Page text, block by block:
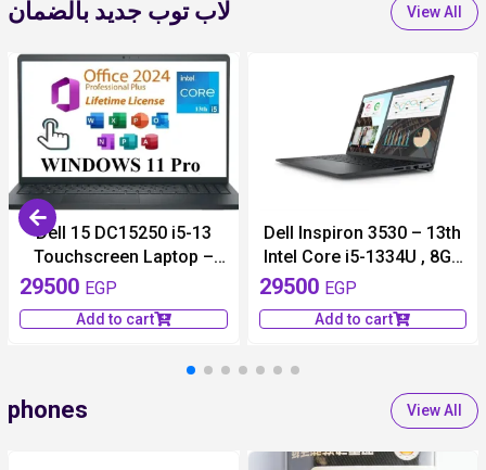
لاب توب جديد بالضمان View All
available 1 pieces
Dell 15 DC15250 i5-13
Touchscreen Laptop –
Intel Core i5-1334U, 8GB
Black), Accessories
29500 EGP
Add to cart
Dell Inspiron 3530 – 13th
Intel Core i5-1334U , 8GB
RAM, 512GB SSD, Intel
FHD (1920 x 1080) Anti-
29500 EGP
Add to cart
phones View All